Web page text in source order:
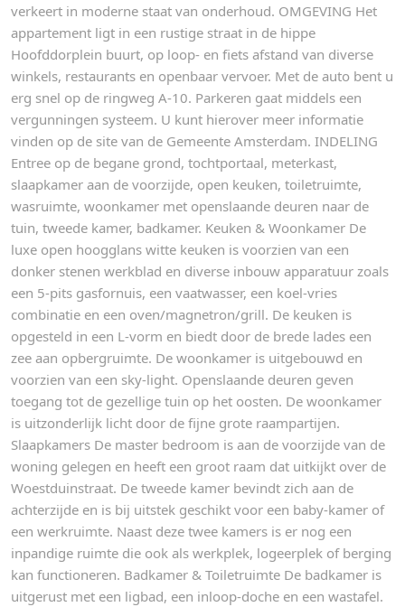
verkeert in moderne staat van onderhoud. OMGEVING Het
appartement ligt in een rustige straat in de hippe
Hoofddorplein buurt, op loop- en fiets afstand van diverse
winkels, restaurants en openbaar vervoer. Met de auto bent u
erg snel op de ringweg A-10. Parkeren gaat middels een
vergunningen systeem. U kunt hierover meer informatie
vinden op de site van de Gemeente Amsterdam. INDELING
Entree op de begane grond, tochtportaal, meterkast,
slaapkamer aan de voorzijde, open keuken, toiletruimte,
wasruimte, woonkamer met openslaande deuren naar de
tuin, tweede kamer, badkamer. Keuken & Woonkamer De
luxe open hoogglans witte keuken is voorzien van een
donker stenen werkblad en diverse inbouw apparatuur zoals
een 5-pits gasfornuis, een vaatwasser, een koel-vries
combinatie en een oven/magnetron/grill. De keuken is
opgesteld in een L-vorm en biedt door de brede lades een
zee aan opbergruimte. De woonkamer is uitgebouwd en
voorzien van een sky-light. Openslaande deuren geven
toegang tot de gezellige tuin op het oosten. De woonkamer
is uitzonderlijk licht door de fijne grote raampartijen.
Slaapkamers De master bedroom is aan de voorzijde van de
woning gelegen en heeft een groot raam dat uitkijkt over de
Woestduinstraat. De tweede kamer bevindt zich aan de
achterzijde en is bij uitstek geschikt voor een baby-kamer of
een werkruimte. Naast deze twee kamers is er nog een
inpandige ruimte die ook als werkplek, logeerplek of berging
kan functioneren. Badkamer & Toiletruimte De badkamer is
uitgerust met een ligbad, een inloop-doche en een wastafel.